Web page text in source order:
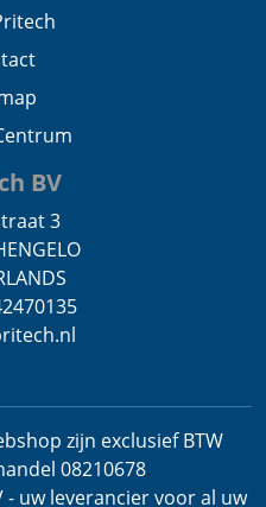
BV
3
zijn exclusief BTW
08210678.
uw leverancier voor al uw